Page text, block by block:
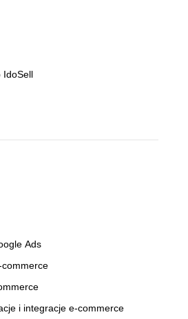
IdoSell
Ads
i integracje e-commerce